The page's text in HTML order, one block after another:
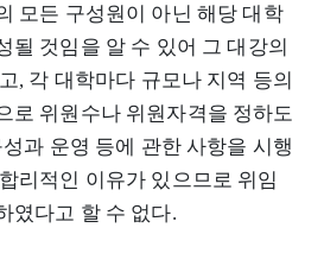
모든 구성원이 아닌 해당 대학
될 것임을 알 수 있어 그 대강의
, 각 대학마다 규모나 지역 등의
로 위원수나 위원자격을 정하도
과 운영 등에 관한 사항을 시행
리적인 이유가 있으므로 위임
였다고 할 수 없다.